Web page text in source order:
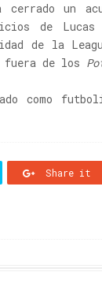
un
de Lucas
de la
fuera de los
como
Share it